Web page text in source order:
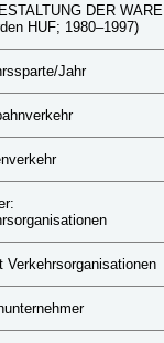
DER
HUF; 1980–1997)
Jahr